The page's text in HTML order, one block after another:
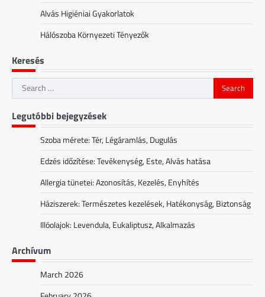
Alvás Higiéniai Gyakorlatok
Hálószoba Környezeti Tényezők
Keresés
Search
for:
Legutóbbi bejegyzések
Szoba mérete: Tér, Légáramlás, Dugulás
Edzés időzítése: Tevékenység, Este, Alvás hatása
Allergia tünetei: Azonosítás, Kezelés, Enyhítés
Háziszerek: Természetes kezelések, Hatékonyság, Biztonság
Illóolajok: Levendula, Eukaliptusz, Alkalmazás
Archívum
March 2026